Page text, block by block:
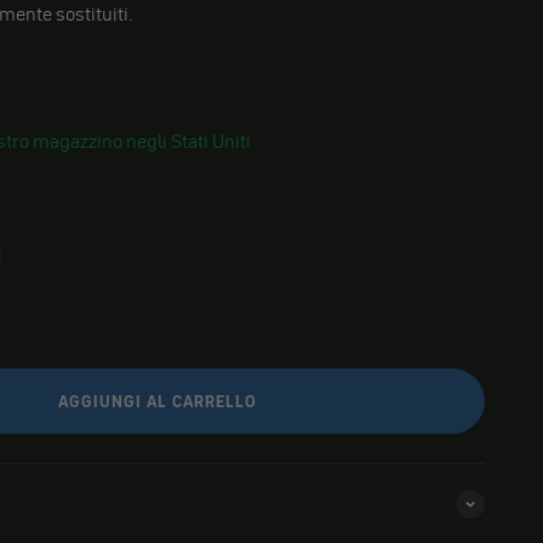
sostituiti.
magazzino negli Stati Uniti
AGGIUNGI AL CARRELLO